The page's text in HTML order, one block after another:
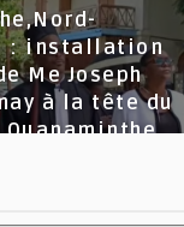
: installation
Me Joseph
à la tête du